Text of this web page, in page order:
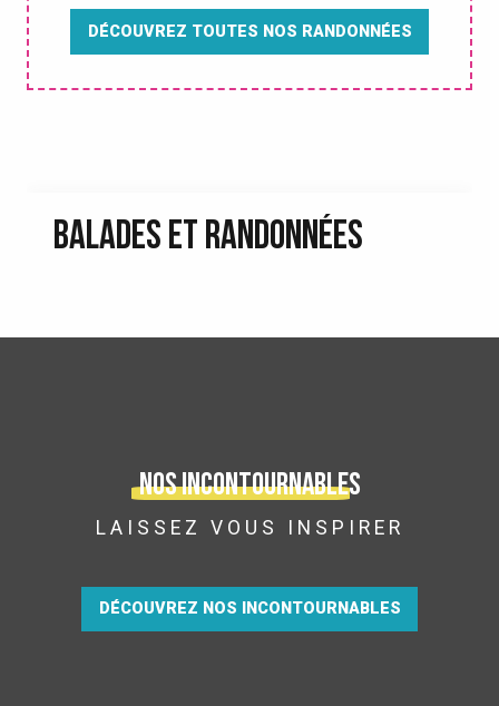
DÉCOUVREZ TOUTES NOS RANDONNÉES
BALADES ET RANDONNÉES
Nos incontournables
LAISSEZ VOUS INSPIRER
DÉCOUVREZ NOS INCONTOURNABLES